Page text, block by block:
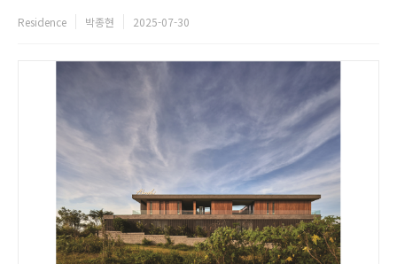
지역 헛간 건축에서 영감을 받은 형태로, Montauk의 건축 문맥과 조화를 이
Residence 박종현 2025-07-30